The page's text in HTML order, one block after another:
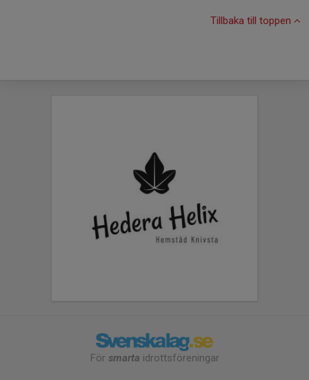
Tillbaka till toppen
För smarta idrottsföreningar